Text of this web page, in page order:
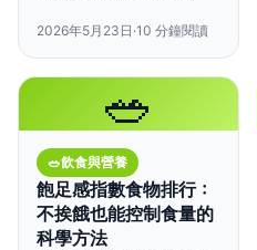
能明顯降低。
2026年5月23日 ·10 分鐘閱讀
🥗
🥗飲食與營養
飽足感指數食物排行：
不挨餓也能控制食量的
科學方法